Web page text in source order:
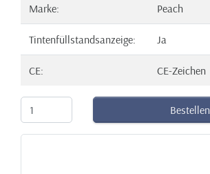
Marke: Peach
Tintenfüllstandsanzeige: Ja
CE: CE-Zeichen
Bestellen